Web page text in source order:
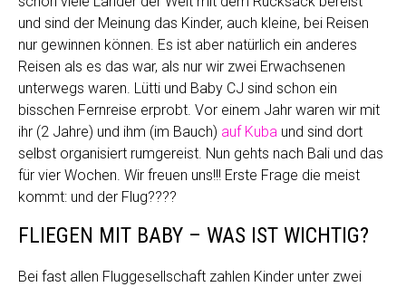
und sind der Meinung das Kinder, auch kleine, bei Reisen
nur gewinnen können. Es ist aber natürlich ein anderes
Reisen als es das war, als nur wir zwei Erwachsenen
unterwegs waren. Lütti und Baby CJ sind schon ein
bisschen Fernreise erprobt. Vor einem Jahr waren wir mit
ihr (2 Jahre) und ihm (im Bauch) auf Kuba und sind dort
selbst organisiert rumgereist. Nun gehts nach Bali und das
für vier Wochen. Wir freuen uns!!! Erste Frage die meist
kommt: und der Flug????
FLIEGEN MIT BABY – WAS IST WICHTIG?
Bei fast allen Fluggesellschaft zahlen Kinder unter zwei